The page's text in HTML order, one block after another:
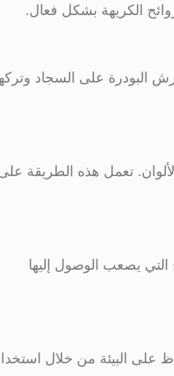
الكريهة بشكل فعال.
البودرة على السجاد
تعمل هذه الطريقة
التي يصعب الوصول إليها
على البيئة من خلال